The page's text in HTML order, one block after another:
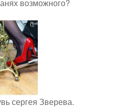
возможного?
сергея Зверева.